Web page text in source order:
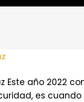
Este año 2022
es